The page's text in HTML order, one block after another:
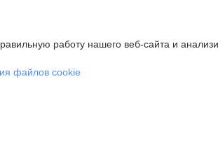
работу нашего веб-сайта и
файлов cookie